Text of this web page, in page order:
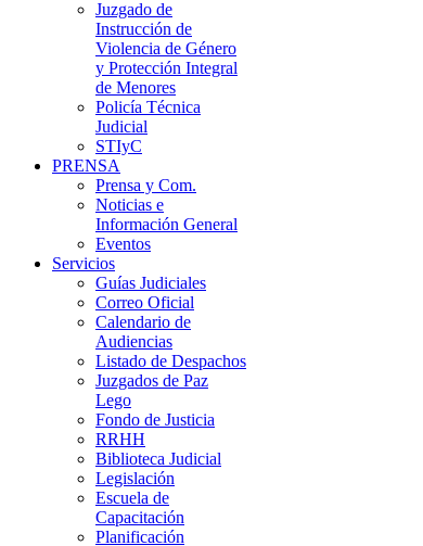
Juzgado de
Instrucción de
Violencia de Género
y Protección Integral
de Menores
Policía Técnica
Judicial
STIyC
PRENSA
Prensa y Com.
Noticias e
Información General
Eventos
Servicios
Guías Judiciales
Correo Oficial
Calendario de
Audiencias
Listado de Despachos
Juzgados de Paz
Lego
Fondo de Justicia
RRHH
Biblioteca Judicial
Legislación
Escuela de
Capacitación
Planificación